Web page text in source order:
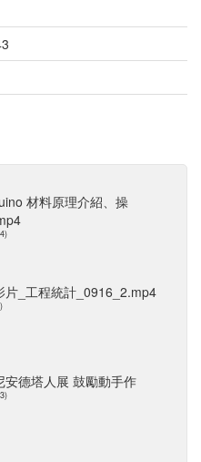
材料原理介紹、操
片_工程統計_0916_2.mp4
安德塔人展 鼓勵動手作